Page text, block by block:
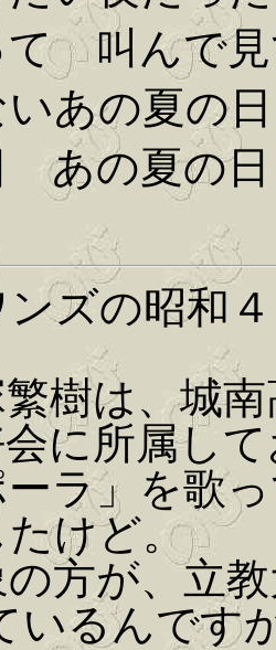
て 叫んで
あの夏の日
あの夏の日
ズの昭和
樹は、城
に所属し
ーラ」を歌
けど。
方が、立
いるんです